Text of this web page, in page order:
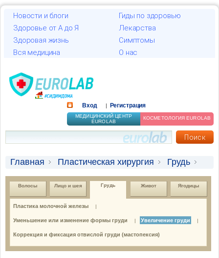
Новости и блоги
Гиды по здоровью
Здоровье от А до Я
Лекарства
Здоровая жизнь
Симптомы
Вся медицина
О нас
Вход Регистрация
МЕДИЦИНСКИЙ ЦЕНТР
EUROLAB
КОСМЕТОЛОГИЯ EUROLAB
Главная Пластическая хирургия
Грудь
Увеличение груди
Волосы Лицо и шея Грудь Живот Ягодицы
Пластика молочной железы
Уменьшение или изменение формы груди Увеличение груди
Коррекция и фиксация отвислой груди (мастопексия)